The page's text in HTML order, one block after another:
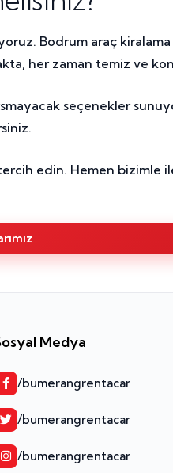
Bodrum araç
her zaman temiz ve
seçenekler
edin. Hemen bizimle
Medya
/bumerangrentacar
/bumerangrentacar
/bumerangrentacar